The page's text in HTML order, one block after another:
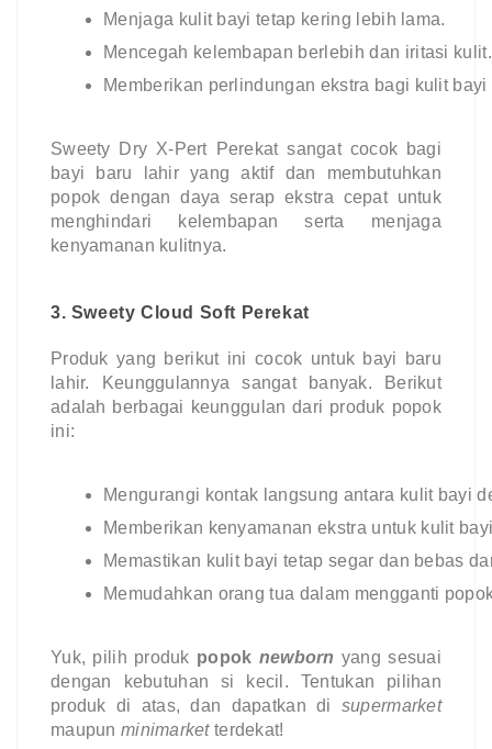
Menjaga kulit bayi tetap kering lebih lama.
Mencegah kelembapan berlebih dan iritasi kulit.
Memberikan perlindungan ekstra bagi kulit bayi
Sweety Dry X-Pert Perekat sangat cocok bagi
bayi baru lahir yang aktif dan membutuhkan
popok dengan daya serap ekstra cepat untuk
menghindari kelembapan serta menjaga
kenyamanan kulitnya.
3. Sweety Cloud Soft Perekat
Produk yang berikut ini cocok untuk bayi baru
lahir. Keunggulannya sangat banyak. Berikut
adalah berbagai keunggulan dari produk popok
ini:
Mengurangi kontak langsung antara kulit bayi
Memberikan kenyamanan ekstra untuk kulit
Memastikan kulit bayi tetap segar dan bebas
Memudahkan orang tua dalam mengganti
Yuk, pilih produk popok newborn yang sesuai
dengan kebutuhan si kecil. Tentukan pilihan
produk di atas, dan dapatkan di supermarket
maupun minimarketterdekat!